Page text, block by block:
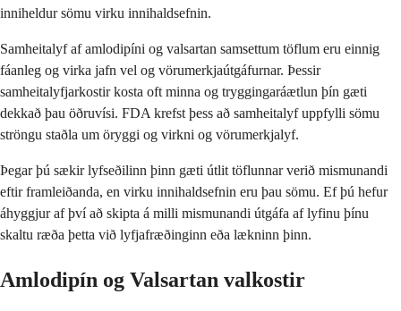
inniheldur sömu virku innihaldsefnin.
Samheitalyf af amlodipíni og valsartan samsettum töflum eru einnig
fáanleg og virka jafn vel og vörumerkjaútgáfurnar. Þessir
samheitalyfjarkostir kosta oft minna og tryggingaráætlun þín gæti
dekkað þau öðruvísi. FDA krefst þess að samheitalyf uppfylli sömu
ströngu staðla um öryggi og virkni og vörumerkjalyf.
Þegar þú sækir lyfseðilinn þinn gæti útlit töflunnar verið mismunandi
eftir framleiðanda, en virku innihaldsefnin eru þau sömu. Ef þú hefur
áhyggjur af því að skipta á milli mismunandi útgáfa af lyfinu þínu
skaltu ræða þetta við lyfjafræðinginn eða lækninn þinn.
Amlodipín og Valsartan valkostir